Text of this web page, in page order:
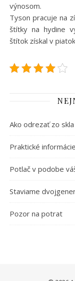
výnosom.
Tyson pracuje na
štítky na hydine
štítok získal v
Ako odrezať zo
Praktické
Potlač v podobe
Staviame
Pozor na potrat